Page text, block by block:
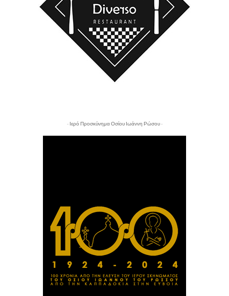
- Ιερό Προσκύνημα Οσίου Ιωάννη Ρώσου -